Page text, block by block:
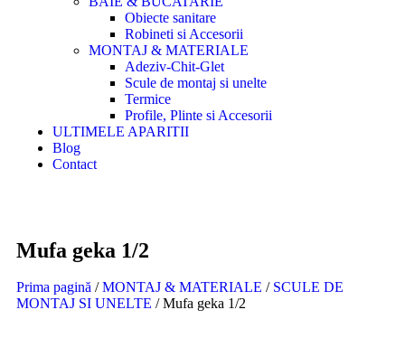
Obiecte sanitare
Robineti si Accesorii
MONTAJ & MATERIALE
Adeziv-Chit-Glet
Scule de montaj si unelte
Termice
Profile, Plinte si Accesorii
ULTIMELE APARITII
Blog
Contact
Mufa geka 1/2
Prima pagină /MONTAJ & MATERIALE / SCULE DE
MONTAJ SI UNELTE / Mufa geka 1/2